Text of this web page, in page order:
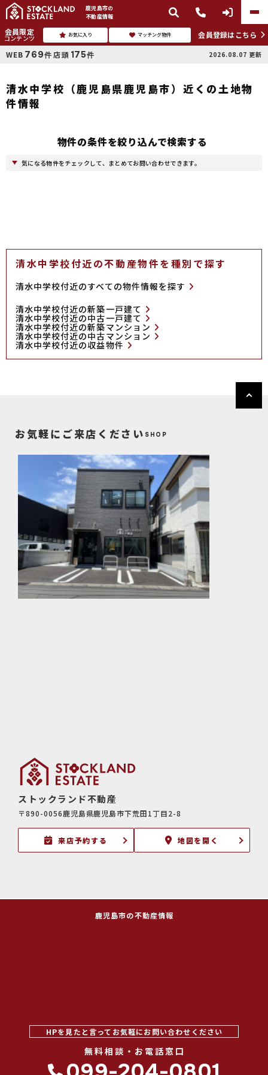
鹿児島市の
不動産情報
会員限定
コンテンツ お気に入り マッチング物件
会員登録はこちら
WEB 769件 店頭 175件 2026.08.07 更新
清水中学校（鹿児島県鹿児島市）近くの土地物
件情報
物件の条件を絞り込んで検索する
気になる物件をチェックして、まとめてお問い合わせできます。
清水中学校付近の不動産物件を種別で探す
清水中学校付近のすべての物件情報を探す
清水中学校付近の新築一戸建て
清水中学校付近の中古一戸建て
清水中学校付近の新築マンション
清水中学校付近の中古マンション
清水中学校付近の収益物件
お気軽にご来店ください SHOP
ストックランド不動産
〒890-0056鹿児島県鹿児島市下荒田1丁目2-8
来店予約する 地図を開く
鹿児島市の不動産情報
HPを見たと言ってお気軽にお問い合わせください
無料相談・お電話窓口